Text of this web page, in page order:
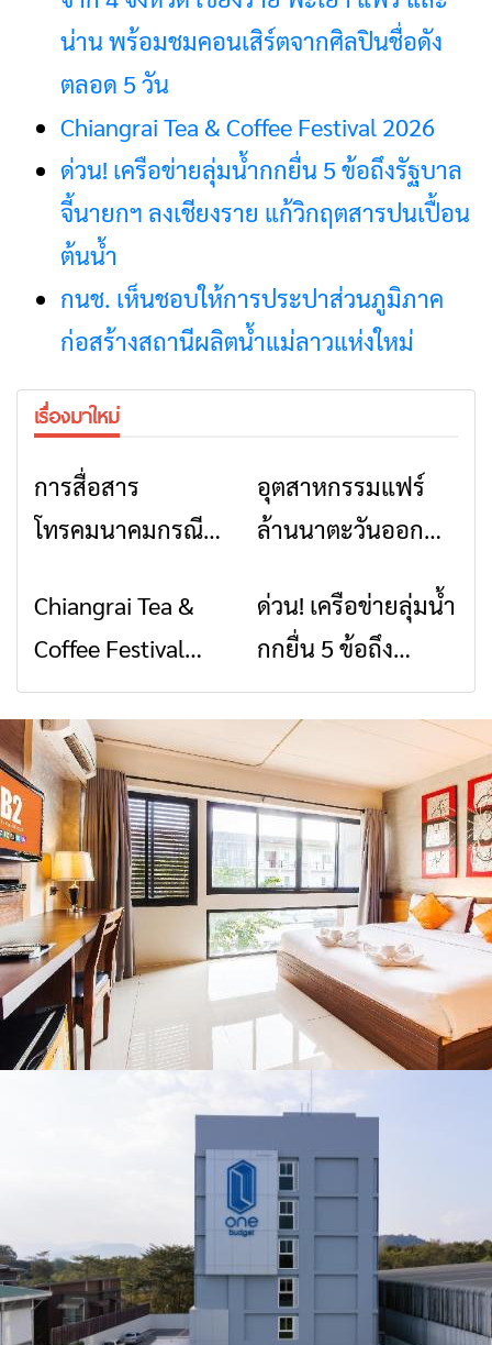
น่าน พร้อมชมคอนเสิร์ตจากศิลปินชื่อดัง
ตลอด 5 วัน
Chiangrai Tea & Coffee Festival 2026
ด่วน! เครือข่ายลุ่มน้ำกกยื่น 5 ข้อถึงรัฐบาล
จี้นายกฯ ลงเชียงราย แก้วิกฤตสารปนเปื้อน
ต้นน้ำ
กนช. เห็นชอบให้การประปาส่วนภูมิภาค
ก่อสร้างสถานีผลิตน้ำแม่ลาวแห่งใหม่
เรื่องมาใหม่
การสื่อสาร
โทรคมนาคมกรณีภัย
สัญญาณขาด การ
สื่อสารต้องไม่หยุด
ข่าวเชียงราย
อุตสาหกรรมแฟร์
ล้านนาตะวันออก
สินค้าเด่น และเสน่ห์
วัฒนธรรมจาก 4
จังหวัด เชียงราย
พะเยา แพร่ และ
น่าน พร้อมชม
คอนเสิร์ตจากศิลปิน
ชื่อดังตลอด 5 วัน
ข่าวเชียงราย
Chiangrai Tea &
Coffee Festival
2026
ข่าวเชียงราย
ด่วน! เครือข่ายลุ่มน้ำ
กกยื่น 5 ข้อถึง
รัฐบาล จี้นายกฯ ลง
เชียงราย แก้วิกฤต
สารปนเปื้อนต้นน้ำ